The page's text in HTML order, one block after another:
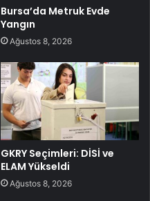
Bursa’da Metruk Evde
Yangın
Ağustos 8, 2026
GKRY Seçimleri: DİSİ ve
ELAM Yükseldi
Ağustos 8, 2026